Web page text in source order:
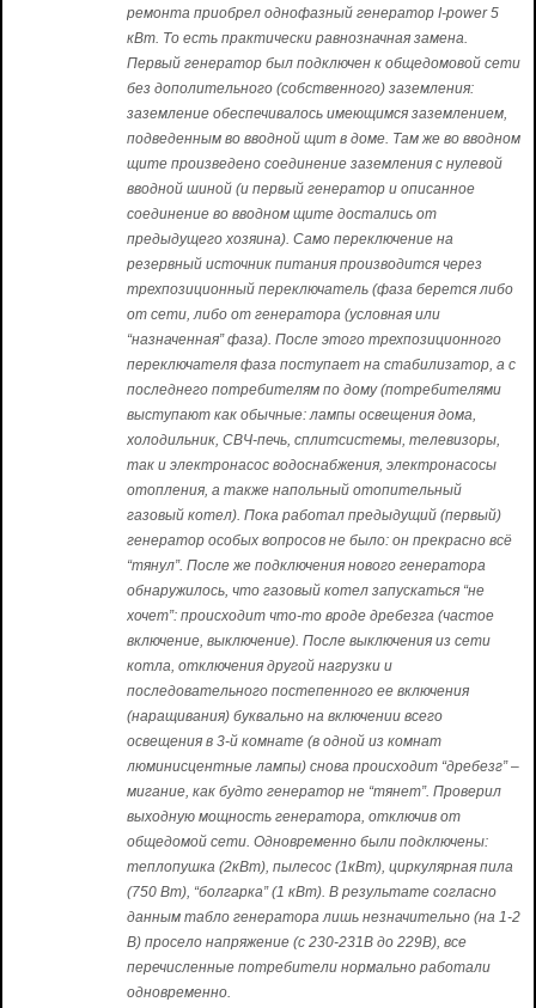
ремонта приобрел однофазный генератор I-power 5
кВт. То есть практически равнозначная замена.
Первый генератор был подключен к общедомовой сети
без дополительного (собственного) заземления:
заземление обеспечивалось имеющимся заземлением,
подведенным во вводной щит в доме. Там же во вводном
щите произведено соединение заземления с нулевой
вводной шиной (и первый генератор и описанное
соединение во вводном щите достались от
предыдущего хозяина). Само переключение на
резервный источник питания производится через
трехпозиционный переключатель (фаза берется либо
от сети, либо от генератора (условная или
“назначенная” фаза). После этого трехпозиционного
переключателя фаза поступает на стабилизатор, а с
последнего потребителям по дому (потребителями
выступают как обычные: лампы освещения дома,
холодильник, СВЧ-печь, сплитсистемы, телевизоры,
так и электронасос водоснабжения, электронасосы
отопления, а также напольный отопительный
газовый котел). Пока работал предыдущий (первый)
генератор особых вопросов не было: он прекрасно всё
“тянул”. После же подключения нового генератора
обнаружилось, что газовый котел запускаться “не
хочет”: происходит что-то вроде дребезга (частое
включение, выключение). После выключения из сети
котла, отключения другой нагрузки и
последовательного постепенного ее включения
(наращивания) буквально на включении всего
освещения в 3-й комнате (в одной из комнат
люминисцентные лампы) снова происходит “дребезг” –
мигание, как будто генератор не “тянет”. Проверил
выходную мощность генератора, отключив от
общедомой сети. Одновременно были подключены:
теплопушка (2кВт), пылесос (1кВт), циркулярная пила
(750 Вт), “болгарка” (1 кВт). В результате согласно
данным табло генератора лишь незначительно (на 1-2
В) просело напряжение (с 230-231В до 229В), все
перечисленные потребители нормально работали
одновременно.